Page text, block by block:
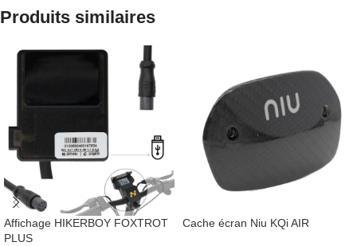
Produits similaires
Affichage HIKERBOY FOXTROT
PLUS
Cache écran Niu KQi AIR